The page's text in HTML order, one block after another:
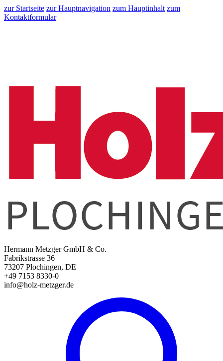
zur Startseite zur Hauptnavigation zum Hauptinhalt zum
Kontaktformular
Hermann Metzger GmbH & Co.
Fabrikstrasse 36
73207 Plochingen, DE
+49 7153 8330-0
info@holz-metzger.de